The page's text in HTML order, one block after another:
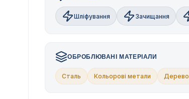
Шліфування Зачищання
ОБРОБЛЮВАНІ МАТЕРІАЛИ
Сталь Кольорові метали Дерево